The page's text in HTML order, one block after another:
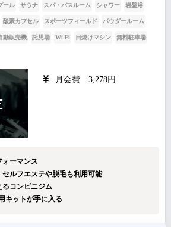
ール サウナ スパ・バスルーム シャワー 岩盤浴
酸素カプセル スポーツフィールド パウダールーム
動販売機 託児場 Wi-Fi 日焼けマシン 無料駐車場
月会費 3,278円
ォーマンス
セルフエステや脱毛も利用可能
るコンビニジム
キットが手に入る